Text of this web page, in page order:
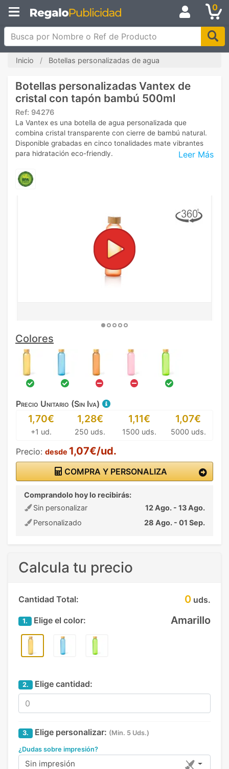
0
Busca por Nombre o Ref de Producto
Inicio Botellas personalizadas de agua
Botellas personalizadas Vantex de
cristal con tapón bambú 500ml
Ref: 94276
Leer Más
La Vantex es una botella de agua personalizada que
combina cristal transparente con cierre de bambú natural.
Disponible grabadas en cinco tonalidades mate vibrantes
para hidratación eco-friendly.
Colores
Precio Unitario (Sin Iva)
1,70€
+1 ud.
1,28€
250 uds.
1,11€
1500 uds.
1,07€
5000 uds.
Precio: desde 1,07€/ud.
COMPRA Y PERSONALIZA
Comprandolo hoy lo recibirás:
Sin personalizar
12 Ago. - 13 Ago.
Personalizado
28 Ago. - 01 Sep.
Calcula tu precio
Cantidad Total: 0 uds.
1. Elige el color: Amarillo
2. Elige cantidad:
3. Elige personalizar: (Min. 5 Uds.)
¿Dudas sobre impresión?
Sin impresión